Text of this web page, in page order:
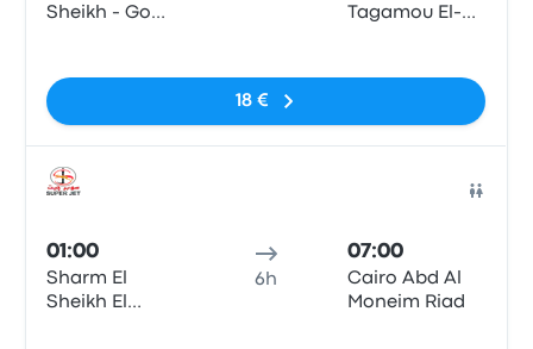
Sheikh - Go
Tagamou El-
18 €
01:00
Sharm El
Sheikh El
6h
07:00
Cairo Abd Al
Moneim Riad